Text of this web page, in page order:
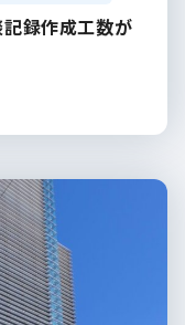
録作成工数が